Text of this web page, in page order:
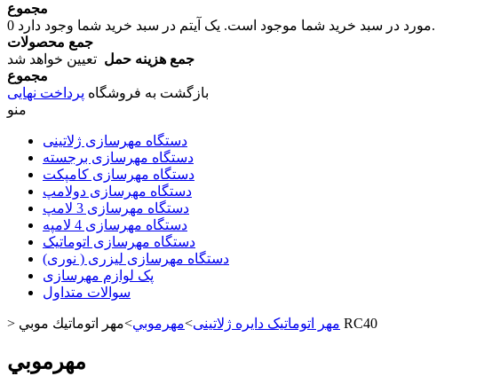
مجموع
0
مورد در سبد خرید شما موجود است.یک آیتم در سبد خرید شما وجود دارد.
جمع محصولات
جمع هزینه حمل تعیین خواهد شد
مجموع
بازگشت به فروشگاه پرداخت نهایی
منو
دستگاه مهرسازی ژلاتینی
دستگاه مهرسازی برجسته
دستگاه مهرسازی کامپکت
دستگاه مهرسازی دولامپ
دستگاه مهرسازی 3 لامپ
دستگاه مهرسازی 4 لامپه
دستگاه مهرسازی اتوماتیک
دستگاه مهرسازی لیزری ( نوری)
پک لوازم مهرسازی
سوالات متداول
> مهر اتوماتیک دايره ژلاتینی>مهرموبي> مهر اتوماتيك موبي RC40
مهرموبي